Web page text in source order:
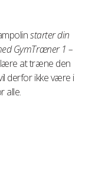
starter din
GymTræner 1 –
at træne den
derfor ikke være i
alle.